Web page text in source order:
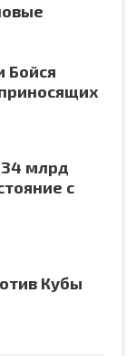
Бойся
млрд
с
Кубы